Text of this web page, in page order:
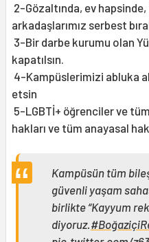
2-Gözaltında, ev
arkadaşlarımız serbest
3-Bir darbe kurumu olan
kapatılsın.
4-Kampüslerimizi abluka
etsin
5-LGBTİ+ öğrenciler ve
hakları ve tüm anayasal
Kampüsün tüm
güvenli yaşam
birlikte “Kayyum
diyoruz.